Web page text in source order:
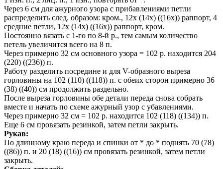
Через 6 см для ажурного узора с прибавлениями петли
распределить след. образом: кром., 12x (14x) ((16x)) раппорт, 4
средние петли, 12x (14x) ((16x)) раппорт, кром.
Постоянно вязать с 1-го по 8-й р., тем самым количество
петель увеличится всего на 8 п.
Через примерно 32 см основного узора = 102 р. находится 204
(220) ((236)) п.
Работу разделить посредине и для V-образного выреза
горловины на 102 (110) ((118)) п. с обеих сторон примерно 36
(38) ((40)) см продолжить раздельно.
После выреза горловины обе детали переда снова собрать
вместе и начать по схеме ажурный узор с убавлениями.
Через примерно 32 см = 102 р. находится 102 (118) ((134)) п.
Еще 6 см провязать резинкой, затем петли закрыть.
Рукав:
По длинному краю переда и спинки от * до * поднять 70 (78)
((86)) п. и 20 (18) ((16)) см провязать резинкой, затем петли
закрыть.